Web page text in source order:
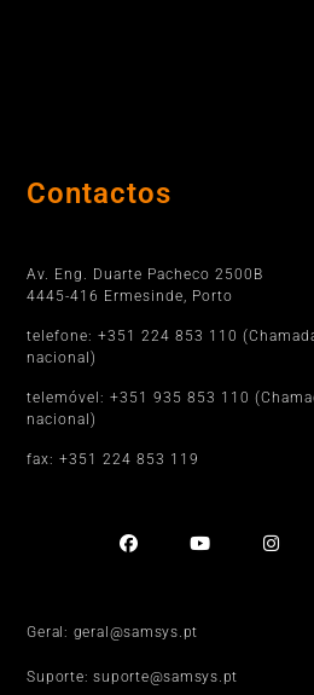
Contactos
Av. Eng. Duarte Pacheco 2500B
4445-416 Ermesinde, Porto
telefone: +351 224 853 110
nacional)
telemóvel: +351 935 853 110
nacional)
fax: +351 224 853 119
Geral: geral@samsys.pt
Suporte: suporte@samsys.pt